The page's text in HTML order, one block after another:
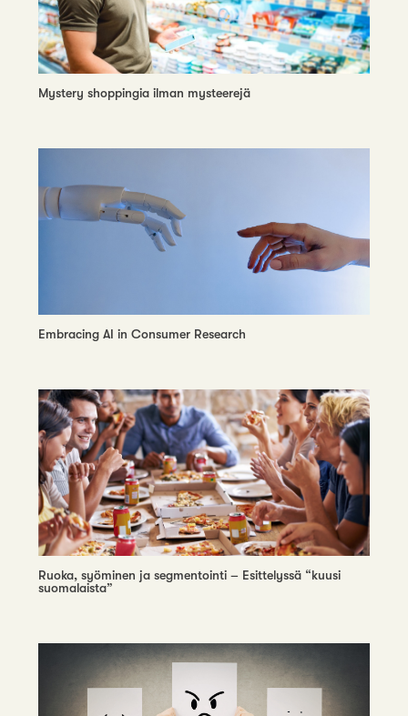
Mystery shoppingia ilman mysteerejä
Embracing AI in Consumer Research
Ruoka, syöminen ja segmentointi – Esittelyssä “kuusi
suomalaista”